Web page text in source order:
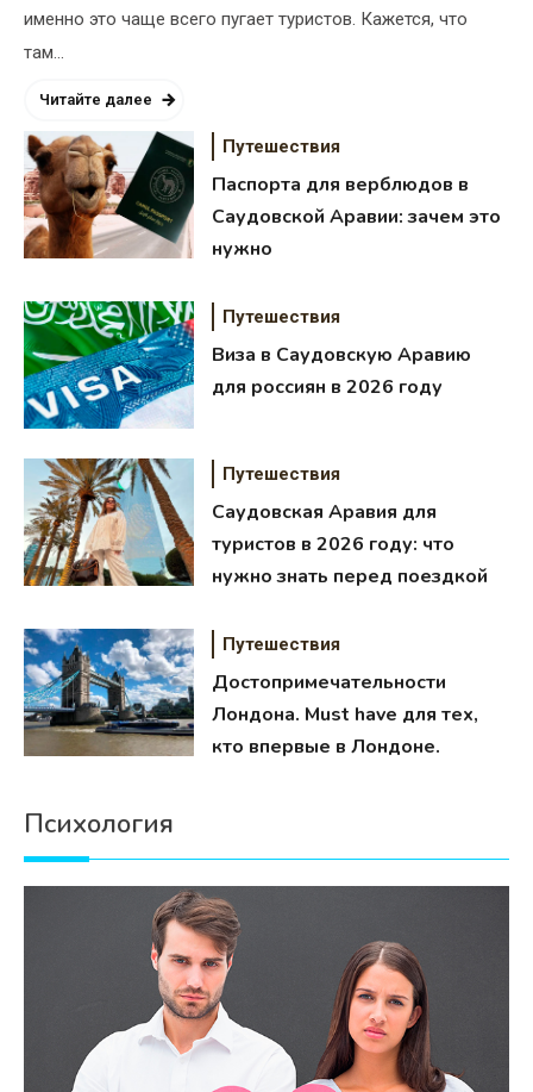
именно это чаще всего пугает туристов. Кажется, что
там…
Читайте далее
Путешествия
Паспорта для верблюдов в
Саудовской Аравии: зачем это
нужно
Путешествия
Виза в Саудовскую Аравию
для россиян в 2026 году
Путешествия
Саудовская Аравия для
туристов в 2026 году: что
нужно знать перед поездкой
Путешествия
Достопримечательности
Лондона. Must have для тех,
кто впервые в Лондоне.
Психология